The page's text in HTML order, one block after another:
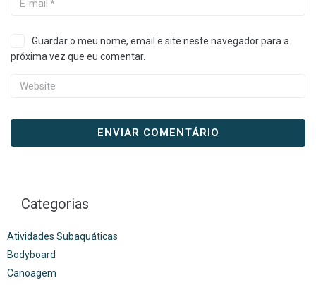
Guardar o meu nome, email e site neste navegador para a
próxima vez que eu comentar.
Categorias
Atividades Subaquáticas
Bodyboard
Canoagem